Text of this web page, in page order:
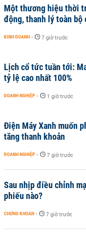
Một thương hiệu thời
động, thanh lý toàn bộ
KINH DOANH - 7 giờ trước
Lịch cổ tức tuần tới:
tỷ lệ cao nhất 100%
DOANH NGHIỆP - 1 giờ trước
Điện Máy Xanh muốn
tăng thanh khoản
DOANH NGHIỆP - 7 giờ trước
Sau nhịp điều chỉnh
phiếu nào?
CHỨNG KHOÁN - 7 giờ trước